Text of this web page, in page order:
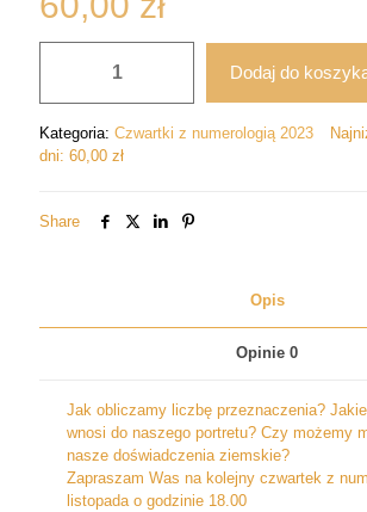
Dodaj do
Kategoria: Czwartki z numerologią 2023
dni: 60,00 zł
Share
Opis
Opinie 0
Jak obliczamy liczbę przeznaczenia?
wnosi do naszego portretu? Czy możemy
nasze doświadczenia ziemskie?
Zapraszam Was na kolejny czwartek z
listopada o godzinie 18.00